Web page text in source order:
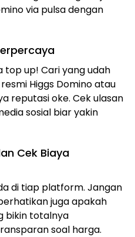
via pulsa dengan
top up! Cari yang udah
Higgs Domino atau
reputasi oke. Cek ulasan
sosial biar yakin
Cek Biaya
di tiap platform. Jangan
juga apakah
bikin totalnya
soal harga.